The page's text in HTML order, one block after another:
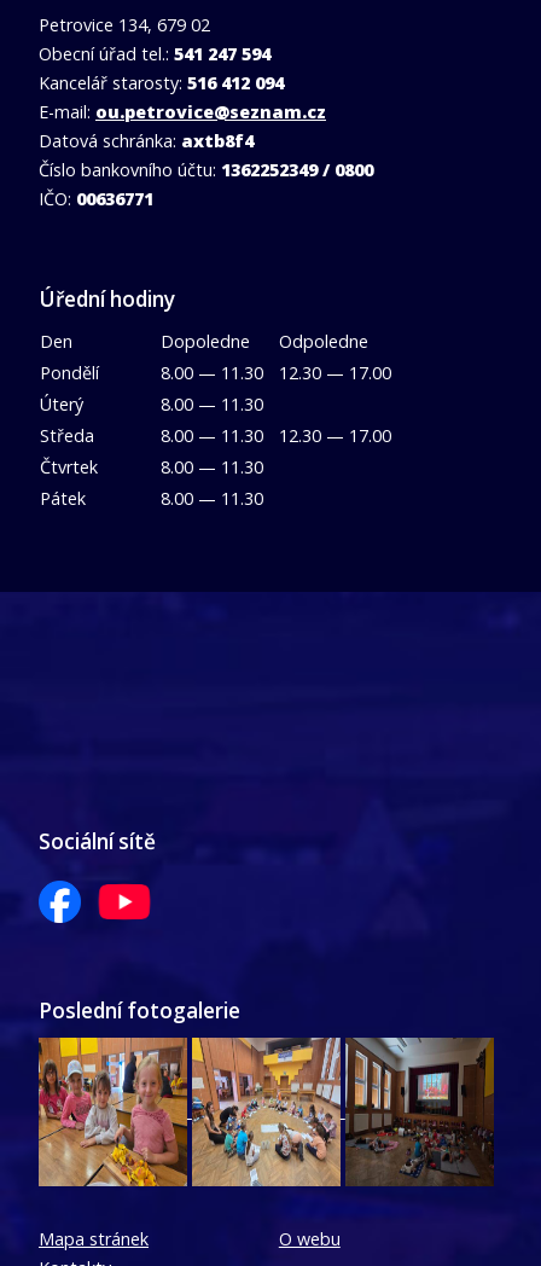
Petrovice 134, 679 02
Obecní úřad tel.: 541 247 594
Kancelář starosty: 516 412 094
E-mail: ou.petrovice@seznam.cz
Datová schránka: axtb8f4
Číslo bankovního účtu: 1362252349 / 0800
IČO: 00636771
Úřední hodiny
Den Dopoledne
Odpoledne
Pondělí
8.00 — 11.30
12.30 — 17.00
Úterý
8.00 — 11.30
Středa
8.00 — 11.30
12.30 — 17.00
Čtvrtek
8.00 — 11.30
Pátek
8.00 — 11.30
Sociální sítě
Poslední fotogalerie
Mapa stránek
O webu